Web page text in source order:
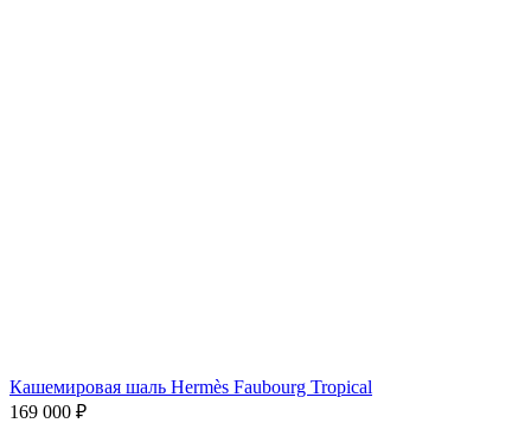
Кашемировая шаль Hermès Faubourg Tropical
169 000 ₽